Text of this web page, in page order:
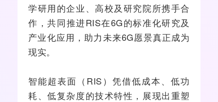
学研用的企业、高校及研究院所携手合
作，共同推进RIS在6G的标准化研究及
产业化应用，助力未来6G愿景真正成为
现实。
智能超表面（RIS）凭借低成本、低功
耗、低复杂度的技术特性，展现出重塑